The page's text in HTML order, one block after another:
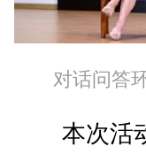
对话问答
本次活动